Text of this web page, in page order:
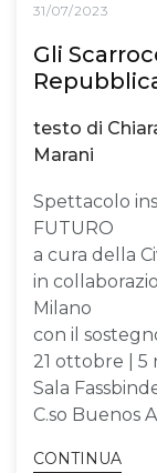
31/07/2023
Gli
testo di
Marani
Spettacolo
FUTURO
a cura della
in
Milano
con il
21 ottobre | 5
Sala
C.so Buenos
CONTINUA